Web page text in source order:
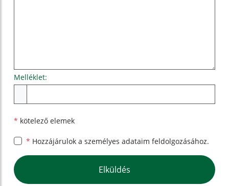
Melléklet:
* kötelező elemek
* Hozzájárulok a személyes adataim feldolgozásához.
Google reCaptcha Response
Elküldés